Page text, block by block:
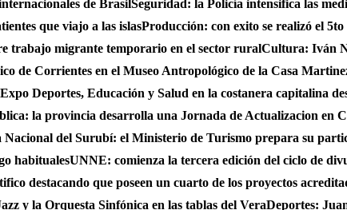
de BrasilSeguridad: la Policía intensifica las
que viajo a las islasProducción: con exito se realizó el
trabajo migrante temporario en el sector ruralCultura: Iván
de Corrientes en el Museo Antropológico de la Casa
Deportes, Educación y Salud en la costanera capitalina
la provincia desarrolla una Jornada de Actualizacion en
Nacional del Surubí: el Ministerio de Turismo prepara su
habitualesUNNE: comienza la tercera edición del ciclo de
destacando que poseen un cuarto de los proyectos
y la Orquesta Sinfónica en las tablas del VeraDeportes: